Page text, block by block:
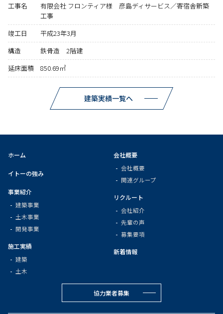
工事名
有限会社 フロンティア様 彦島ディサービス／寄宿舎新築
工事
竣工日
平成23年3月
構造
鉄骨造 2階建
延床面積
850.69㎡
建築実績一覧へ
ホーム
イトーの強み
事業紹介
建築事業
土木事業
開発事業
施工実績
建築
土木
会社概要
会社概要
関連グループ
リクルート
会社紹介
先輩の声
募集要項
新着情報
協力業者募集